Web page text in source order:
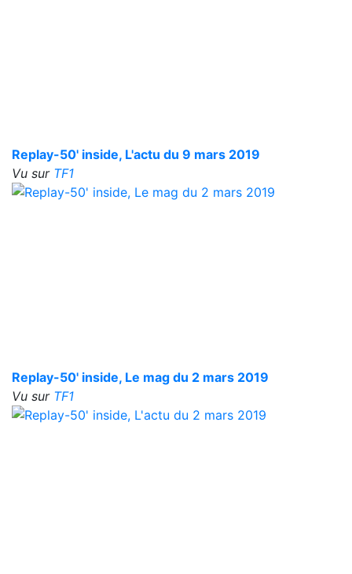
Replay-50' inside, L'actu du 9 mars 2019
Vu sur TF1
Replay-50' inside, Le mag du 2 mars 2019
Vu sur TF1